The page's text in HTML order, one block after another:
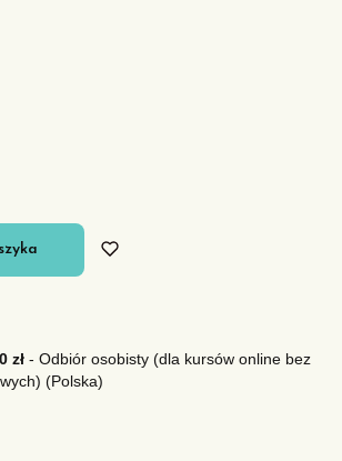
zł - Odbiór osobisty (dla kursów online bez
(Polska)